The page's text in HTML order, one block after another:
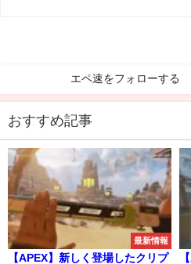
エペ速をフォローする
おすすめ記事
最新情報
【APEX】新しく登場したクリプ